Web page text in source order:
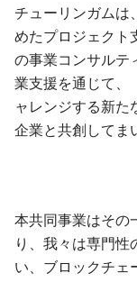
チューリンガムは
めたプロジェクト
の事業コンサルテ
業支援を通じて、
ャレンジする新た
企業と共創してま
本共同事業はその
り、我々は専門性
い、ブロックチェ